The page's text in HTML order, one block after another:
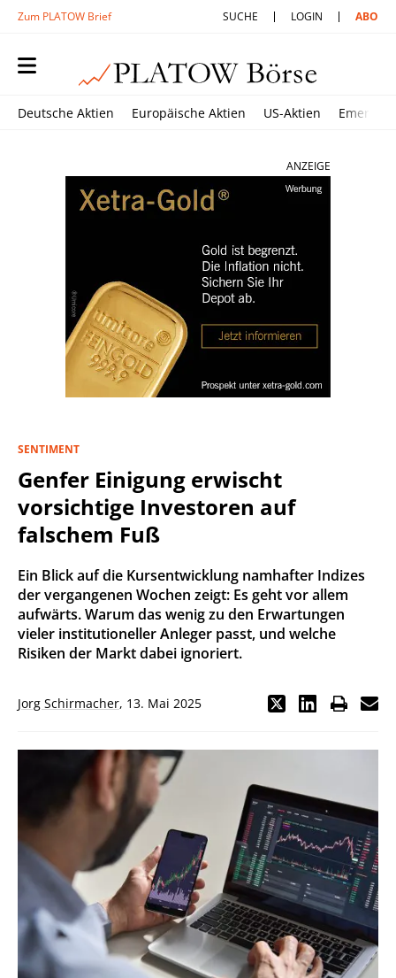
Zum PLATOW Brief SUCHE LOGIN ABO
Deutsche Aktien Europäische Aktien US-Aktien
ANZEIGE
SENTIMENT
Genfer Einigung erwischt
vorsichtige Investoren auf
falschem Fuß
Ein Blick auf die Kursentwicklung namhafter Indizes
der vergangenen Wochen zeigt: Es geht vor allem
aufwärts. Warum das wenig zu den Erwartungen
vieler institutioneller Anleger passt, und welche
Risiken der Markt dabei ignoriert.
Jorg Schirmacher, 13. Mai 2025